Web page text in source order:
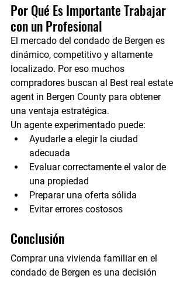
Por Qué Es Importante Trabajar
con un Profesional
El mercado del condado de Bergen es
dinámico, competitivo y altamente
localizado. Por eso muchos
compradores buscan al Best real estate
agent in Bergen County para obtener
una ventaja estratégica.
Un agente experimentado puede:
Ayudarle a elegir la ciudad
adecuada
Evaluar correctamente el valor de
una propiedad
Preparar una oferta sólida
Evitar errores costosos
Conclusión
Comprar una vivienda familiar en el
condado de Bergen es una decisión